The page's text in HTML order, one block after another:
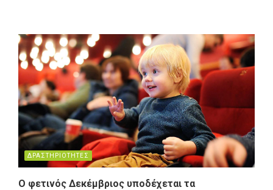
ΔΡΑΣΤΗΡΙΟΤΗΤΕΣ
Ο φετινός Δεκέμβριος υποδέχεται τα